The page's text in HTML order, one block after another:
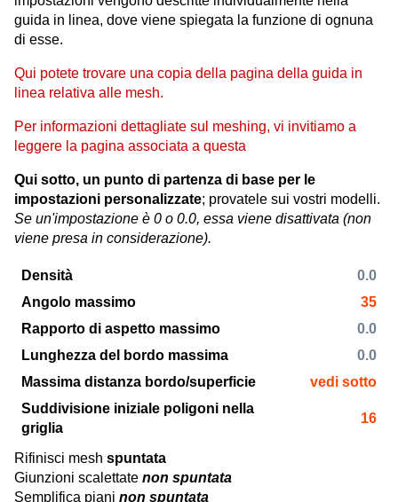
guida in linea, dove viene spiegata la funzione di ognuna
di esse.
Qui potete trovare una copia della pagina della guida in
linea relativa alle mesh.
Per informazioni dettagliate sul meshing, vi invitiamo a
leggere la pagina associata a questa
Qui sotto, un punto di partenza di base per le
impostazioni personalizzate; provatele sui vostri modelli.
Se un'impostazione è 0 o 0.0, essa viene disattivata (non
viene presa in considerazione).
Densità
0.0
Angolo massimo
35
Rapporto di aspetto massimo
0.0
Lunghezza del bordo massima
0.0
Massima distanza bordo/superficie
vedi sotto
Suddivisione iniziale poligoni nella
griglia
16
Rifinisci mesh spuntata
Giunzioni scalettate non spuntata
Semplifica piani non spuntata